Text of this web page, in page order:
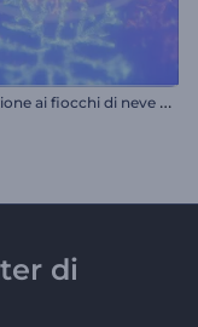
I
ntroduzione ai fiocchi di neve natalizi
di